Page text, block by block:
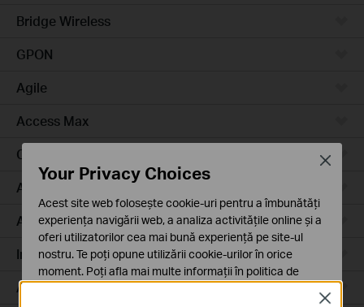
Bridge Wireless
GPON
Agile
Access Max
Campus
Access Plus
Aggregation
Industrial
Access
Close
Your Privacy Choices
Acest site web folosește cookie-uri pentru a îmbunătăți
experiența navigării web, a analiza activitățile online și a
oferi utilizatorilor cea mai bună experiență pe site-ul
nostru. Te poți opune utilizării cookie-urilor în orice
moment. Poți afla mai multe informații în politica de
Close